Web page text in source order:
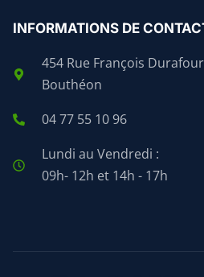
INFORMATIONS DE
454 Rue François
Bouthéon
04 77 55 10 96
Lundi au Vendredi :
09h- 12h et 14h - 17h